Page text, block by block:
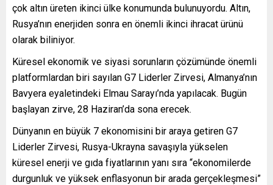
çok altın üreten ikinci ülke konumunda bulunuyordu. Altın,
Rusya’nın enerjiden sonra en önemli ikinci ihracat ürünü
olarak biliniyor.
Küresel ekonomik ve siyasi sorunların çözümünde önemli
platformlardan biri sayılan G7 Liderler Zirvesi, Almanya’nın
Bavyera eyaletindeki Elmau Sarayı’nda yapılacak. Bugün
başlayan zirve, 28 Haziran’da sona erecek.
Dünyanın en büyük 7 ekonomisini bir araya getiren G7
Liderler Zirvesi, Rusya-Ukrayna savaşıyla yükselen
küresel enerji ve gıda fiyatlarının yanı sıra “ekonomilerde
durgunluk ve yüksek enflasyonun bir arada gerçekleşmesi”